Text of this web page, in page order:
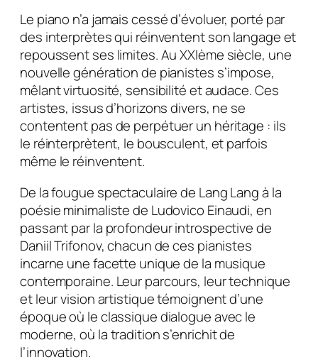
Le piano n’a jamais cessé d’évoluer, porté par
des interprètes qui réinventent son langage et
repoussent ses limites. Au XXIème siècle, une
nouvelle génération de pianistes s’impose,
mêlant virtuosité, sensibilité et audace. Ces
artistes, issus d’horizons divers, ne se
contentent pas de perpétuer un héritage : ils
le réinterprètent, le bousculent, et parfois
même le réinventent.
De la fougue spectaculaire de Lang Lang à la
poésie minimaliste de Ludovico Einaudi, en
passant par la profondeur introspective de
Daniil Trifonov, chacun de ces pianistes
incarne une facette unique de la musique
contemporaine. Leur parcours, leur technique
et leur vision artistique témoignent d’une
époque où le classique dialogue avec le
moderne, où la tradition s’enrichit de
l’innovation.